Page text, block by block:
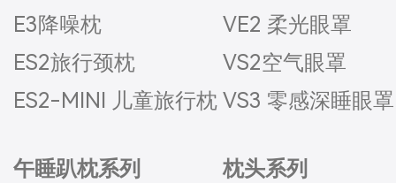
E3降噪枕
ES2旅行颈枕
ES2-MINI 儿童旅行枕
VE2 柔光眼罩
VS2空气眼罩
VS3 零感深睡眼罩
午睡趴枕系列 枕头系列